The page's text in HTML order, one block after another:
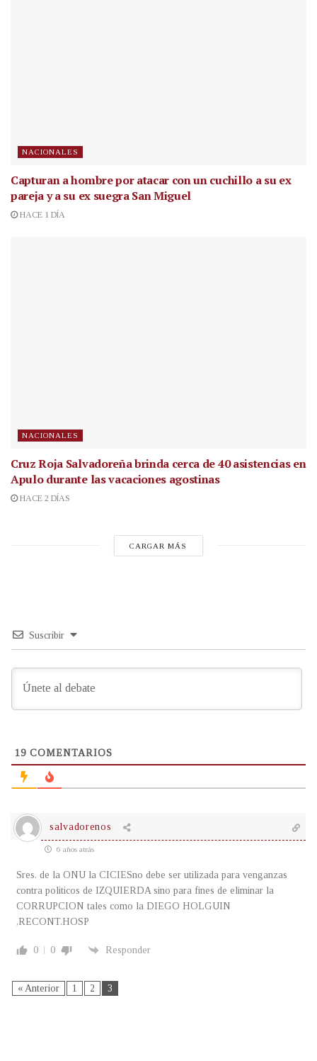
NACIONALES
Capturan a hombre por atacar con un cuchillo a su ex
pareja y a su ex suegra San Miguel
HACE 1 DÍA
NACIONALES
Cruz Roja Salvadoreña brinda cerca de 40 asistencias en
Apulo durante las vacaciones agostinas
HACE 2 DÍAS
CARGAR MÁS
Suscribir
19 COMENTARIOS
salvadorenos
6 años atrás
Sres. de la ONU la CICIESno debe ser utilizada para venganzas
contra politicos de IZQUIERDA sino para fines de eliminar la
CORRUPCION tales como la DIEGO HOLGUIN
,RECONT.HOSP
0 0 Responder
« Anterior 1 2 3